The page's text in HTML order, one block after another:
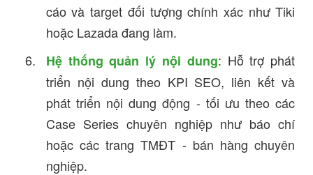
cáo và target đối tượng chính xác như Tiki
hoặc Lazada đang làm.
Hệ thống quản lý nội dung: Hỗ trợ phát
triển nội dung theo KPI SEO, liên kết và
phát triển nội dung động - tối ưu theo các
Case Series chuyên nghiệp như báo chí
hoặc các trang TMĐT - bán hàng chuyên
nghiệp.